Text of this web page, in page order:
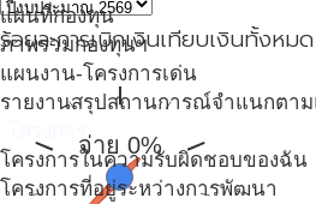
แผนที่กองทุน
ภาพรวมกองทุนฯ
แผนงาน-โครงการเด่น
รายงานสรุปสถานการณ์จำแนกตา
โครงการในความรับผิดชอบของฉัน
โครงการที่อยู่ระหว่างการพัฒนา
ร้อยละการเบิกเงินเทียบเงินทั้งห
จ่าย 0%